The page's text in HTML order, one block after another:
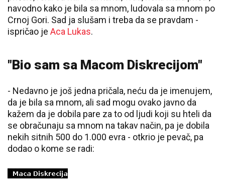
navodno kako je bila sa mnom, ludovala sa mnom po
Crnoj Gori. Sad ja slušam i treba da se pravdam -
ispričao je Aca Lukas.
"Bio sam sa Macom Diskrecijom"
- Nedavno je još jedna pričala, neću da je imenujem,
da je bila sa mnom, ali sad mogu ovako javno da
kažem da je dobila pare za to od ljudi koji su hteli da
se obračunaju sa mnom na takav način, pa je dobila
nekih sitnih 500 do 1.000 evra - otkrio je pevač, pa
dodao o kome se radi: